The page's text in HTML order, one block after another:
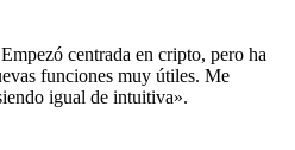
centrada en cripto, pero ha
funciones muy útiles. Me
igual de intuitiva».